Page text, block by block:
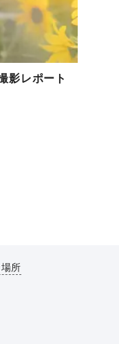
影レポート
所